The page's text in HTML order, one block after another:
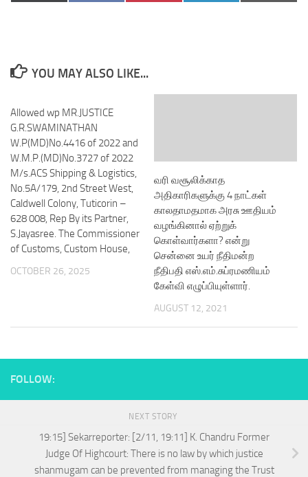
YOU MAY ALSO LIKE...
Allowed wp MR.JUSTICE
G.R.SWAMINATHAN
W.P(MD)No.4416 of 2022 and
W.M.P.(MD)No.3727 of 2022
M/s.ACS Shipping & Logistics,
No.5A/179, 2nd Street West,
Caldwell Colony, Tuticorin –
628 008, Rep By its Partner,
S.Jayasree. The Commissioner
of Customs, Custom House,
OCTOBER 26, 2025
வரி வசூலிக்காத
அதிகாரிகளுக்கு 4 நாட்கள்
காலதாமதமாக அரசு ஊதியம்
வழங்கினால் ஏற்றுக்
கொள்வார்களா? என்று
சென்னை உயர் நீதிமன்ற
நீதிபதி எஸ்.எம்.சுப்ரமணியம்
கேள்வி எழுப்பியுள்ளார்.
AUGUST 12, 2021
FOLLOW:
NEXT STORY
19:15] Sekarreporter: [2/11, 19:11] K. Chandru Former
Judge Of Highcourt: There is no law by which justice
shanmugam can be prevented from managing the Trust